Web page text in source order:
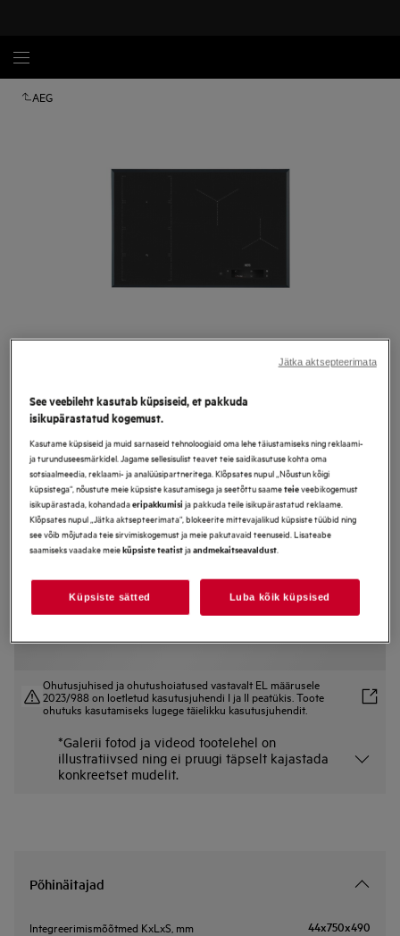
AEG
IAE84851FB
induktsioonpliidiplaat 80 cm 7000
Seeria Hob2Hoodiga
Tootekirjeldus
Eelised
Saavutab ühtlased praadimistulemused Fry Sensor anduriga
Samm-sammuline juhend koos värviliste puutetundlike juhtnuppudega
Ohutusjuhised ja ohutushoiatused vastavalt EL määrusele
2023/988 on loetletud kasutusjuhendi I ja II peatükis. Toote
ohutuks kasutamiseks lugege täielikku kasutusjuhendit.
*Galerii fotod ja videod tootelehel on
illustratiivsed ning ei pruugi täpselt kajastada
konkreetset mudelit.
Põhinäitajad
Integreerimismõõtmed KxLxS, mm 44x750x490
See veebileht kasutab küpsiseid, et pakkuda
isikupärastatud kogemust.
Kasutame küpsiseid ja muid sarnaseid tehnoloogiaid oma lehe täiustamiseks ning reklaami-
ja turunduseesmärkidel. Jagame sellesisulist teavet teie saidikasutuse kohta oma
sotsiaalmeedia, reklaami- ja analüüsipartneritega. Klõpsates nupul „Nõustun kõigi
küpsistega“, nõustute meie küpsiste kasutamisega ja seetõttu saameteieveebikogemust
isikupärastada, kohandadaeripakkumisija pakkuda teile isikupärastatud reklaame.
Klõpsates nupul „Jätka aktsepteerimata“, blokeerite mittevajalikud küpsiste tüübid ning
see võib mõjutada teie sirvimiskogemust ja meie pakutavaid teenuseid. Lisateabe
saamiseks vaadake meieküpsiste teatistjaandmekaitseavaldust.
Küpsiste sätted Luba kõik küpsised
Jätka aktsepteerimata